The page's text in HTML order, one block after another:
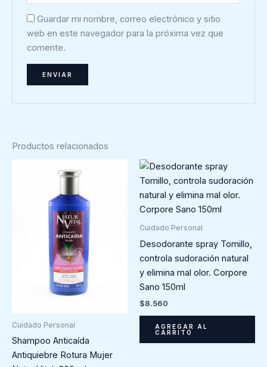
Guardar mi nombre, correo electrónico y sitio
web en este navegador para la próxima vez que
comente.
Productos relacionados
Cuidado Personal
Shampoo Anticaída
Antiquiebre Rotura Mujer
Cuidado Personal
Desodorante spray Tomillo,
controla sudoración natural
y elimina mal olor. Corpore
Sano 150ml
$8.560
AGREGAR AL
CARRITO